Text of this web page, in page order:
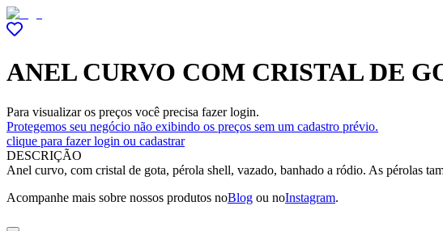
ANEL CURVO COM CRISTAL DE
Para visualizar os preços você precisa fazer login.
Protegemos seu negócio não exibindo os preços sem um cadastro prévio.
clique para fazer login ou cadastrar
DESCRIÇÃO
Anel curvo, com cristal de gota, pérola shell, vazado, banhado a ródio. As pérolas
Acompanhe mais sobre nossos produtos noBlog ou noInstagram.